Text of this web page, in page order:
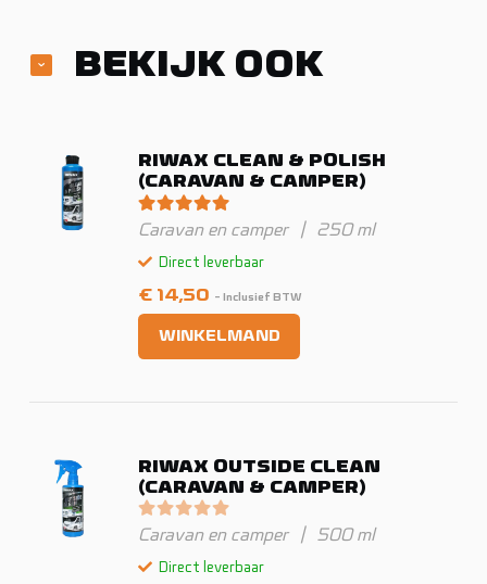
BEKIJK OOK
RIWAX CLEAN & POLISH
(CARAVAN & CAMPER)
Gewaardeerd5.00 uit 5
Caravan en camper | 250 ml
Direct leverbaar
€ 14,50 - Inclusief BTW
WINKELMAND
RIWAX OUTSIDE CLEAN
(CARAVAN & CAMPER)
Gewaardeerd0uit 5
Caravan en camper | 500 ml
Direct leverbaar